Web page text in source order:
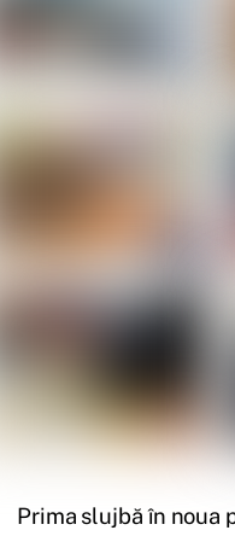
Prima slujbă în noua